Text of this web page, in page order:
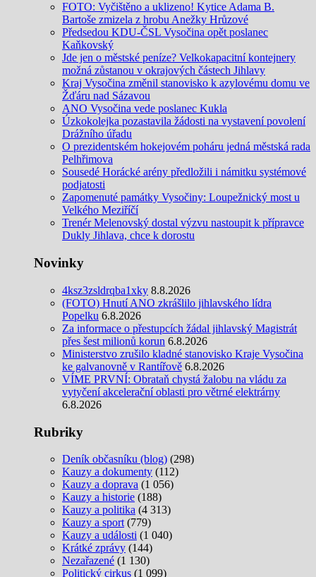
FOTO: Vyčištěno a uklizeno! Kytice Adama B.
Bartoše zmizela z hrobu Anežky Hrůzové
Předsedou KDU-ČSL Vysočina opět poslanec
Kaňkovský
Jde jen o městské peníze? Velkokapacitní kontejnery
možná zůstanou v okrajových částech Jihlavy
Kraj Vysočina změnil stanovisko k azylovému domu ve
Žďáru nad Sázavou
ANO Vysočina vede poslanec Kukla
Úzkokolejka pozastavila žádosti na vystavení povolení
Drážního úřadu
O prezidentském hokejovém poháru jedná městská rada
Pelhřimova
Sousedé Horácké arény předložili i námitku systémové
podjatosti
Zapomenuté památky Vysočiny: Loupežnický most u
Velkého Meziříčí
Trenér Melenovský dostal výzvu nastoupit k přípravce
Dukly Jihlava, chce k dorostu
Novinky
4ksz3zsldrqba1xky 8.8.2026
(FOTO) Hnutí ANO zkrášlilo jihlavského lídra
Popelku 6.8.2026
Za informace o přestupcích žádal jihlavský Magistrát
přes šest milionů korun 6.8.2026
Ministerstvo zrušilo kladné stanovisko Kraje Vysočina
ke galvanovně v Rantířově 6.8.2026
VÍME PRVNÍ: Obrataň chystá žalobu na vládu za
vytyčení akcelerační oblasti pro větrné elektrárny
6.8.2026
Rubriky
Deník občasníku (blog) (298)
Kauzy a dokumenty (112)
Kauzy a doprava (1 056)
Kauzy a historie (188)
Kauzy a politika (4 313)
Kauzy a sport (779)
Kauzy a události (1 040)
Krátké zprávy (144)
Nezařazené (1 130)
Politický cirkus (1 099)